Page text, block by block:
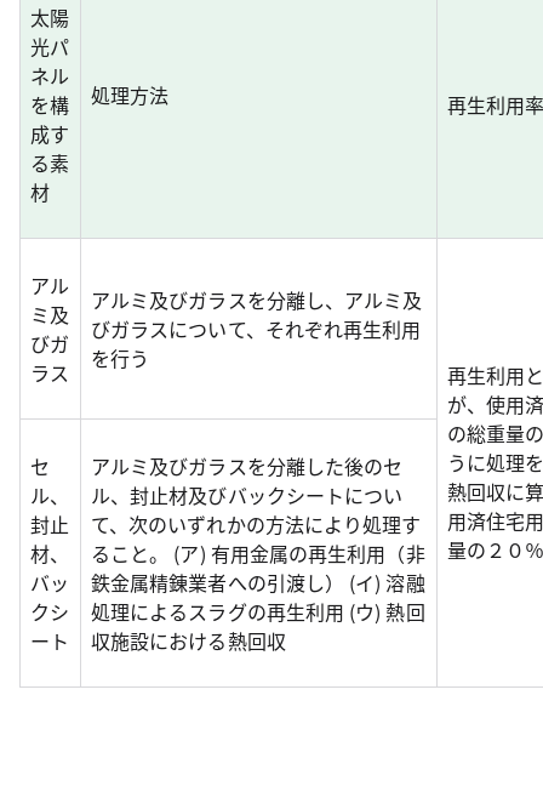
太陽
光パ
ネル
を構
成す
る素
材
処理方法 再生利用
アル
ミ及
びガ
ラス
アルミ及びガラスを分離し、アルミ及
びガラスについて、それぞれ再生利用
を行う
再生利用
が、使用
の総重量
うに処理
熱回収に
用済住宅
量の２０
セ
ル、
封止
材、
バッ
クシ
ート
アルミ及びガラスを分離した後のセ
ル、封止材及びバックシートについ
て、次のいずれかの方法により処理す
ること。 (ア) 有用金属の再生利用（非
鉄金属精錬業者への引渡し） (イ) 溶融
処理によるスラグの再生利用 (ウ) 熱回
収施設における熱回収